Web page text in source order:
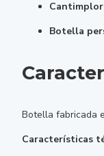
Botella
Botella fabricada
Características